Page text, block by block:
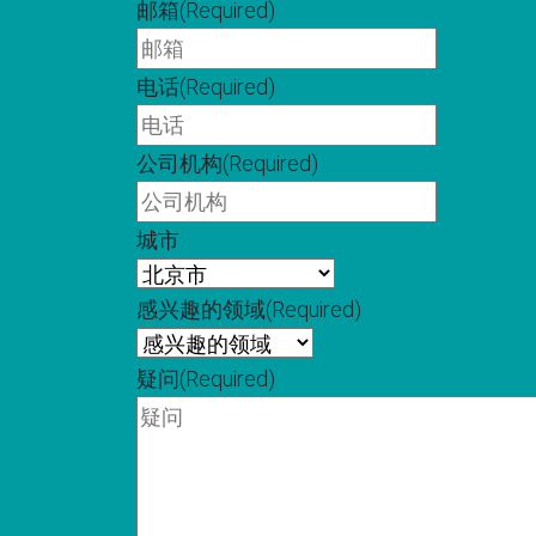
邮箱(Required)
电话(Required)
公司机构(Required)
城市
感兴趣的领域(Required)
疑问(Required)